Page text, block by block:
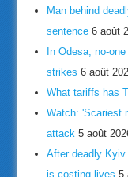
Man behind
sentence 6 août
In Odesa, no-
strikes 6 août
What tariffs has
Watch: 'Scariest
attack 5 août
After deadly Kyiv
is costing lives 5